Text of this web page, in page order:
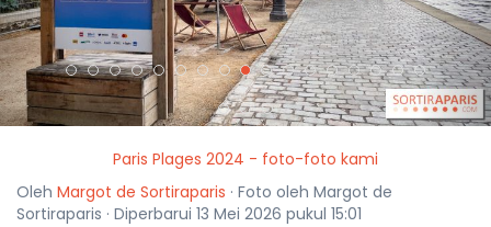
Paris Plages 2024 - foto-foto kami
Oleh Margot de Sortiraparis · Foto oleh Margot de
Sortiraparis · Diperbarui 13 Mei 2026 pukul 15:01